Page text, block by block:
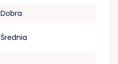
Dobra
Średnia